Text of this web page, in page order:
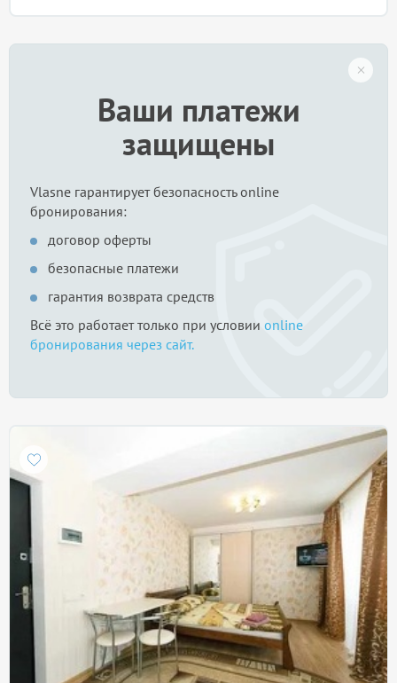
Ваши платежи
защищены
Vlasne гарантирует безопасность online
бронирования:
договор оферты
безопасные платежи
гарантия возврата средств
Всё это работает только при условии online
бронирования через сайт.